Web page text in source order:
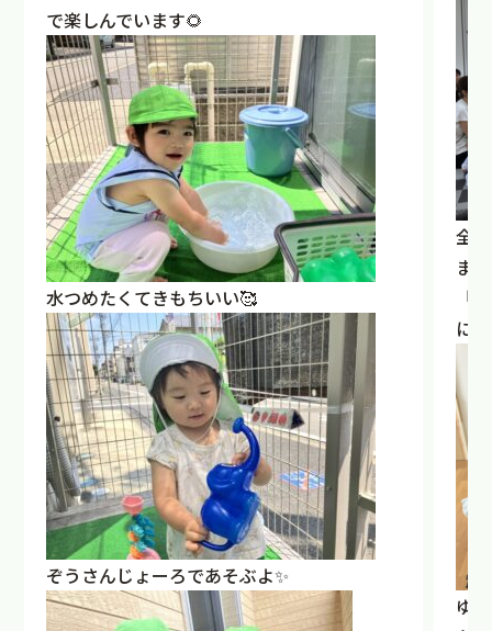
で楽しんでいます🌻
水つめたくてきもちいい🥰
ぞうさんじょーろであそぶよ✨
全
ま
「
に
ゆ